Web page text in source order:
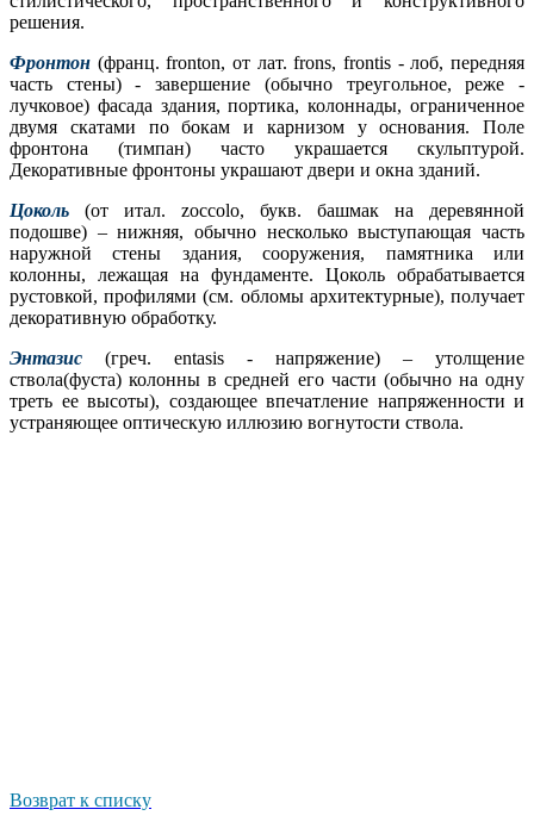
решения.
Фронтон (франц. fronton, от лат. frons, frontis - лоб, передняя
часть стены) - завершение (обычно треугольное, реже -
лучковое) фасада здания, портика, колоннады, ограниченное
двумя скатами по бокам и карнизом у основания. Поле
фронтона (тимпан) часто украшается скульптурой.
Декоративные фронтоны украшают двери и окна зданий.
Цоколь (от итал. zoccolo, букв. башмак на деревянной
подошве) – нижняя, обычно несколько выступающая часть
наружной стены здания, сооружения, памятника или
колонны, лежащая на фундаменте. Цоколь обрабатывается
рустовкой, профилями (см. обломы архитектурные), получает
декоративную обработку.
Энтазис (греч. entasis - напряжение) – утолщение
ствола(фуста) колонны в средней его части (обычно на одну
треть ее высоты), создающее впечатление напряженности и
устраняющее оптическую иллюзию вогнутости ствола.
Возврат к списку